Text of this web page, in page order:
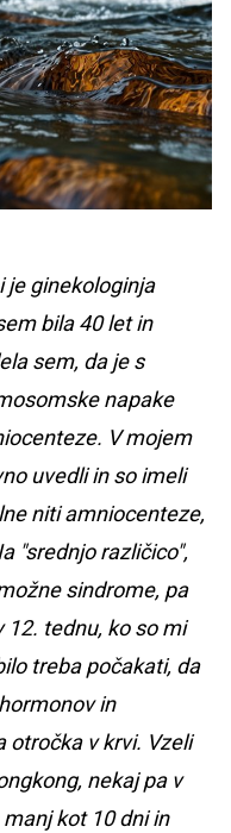
je ginekologinja
bila 40 let in
sem, da je s
napake
V mojem
uvedli in so imeli
niti amniocenteze,
"srednjo različico",
sindrome, pa
12. tednu, ko so mi
treba počakati, da
in
otročka v krvi. Vzeli
nekaj pa v
kot 10 dni in